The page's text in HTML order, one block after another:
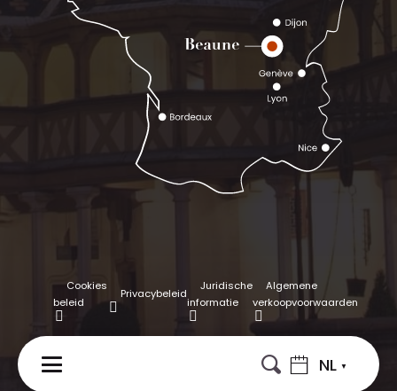
NL
Cookies
beleid
Privacybeleid
Juridische
informatie
Algemene
verkoopvoorwaarden